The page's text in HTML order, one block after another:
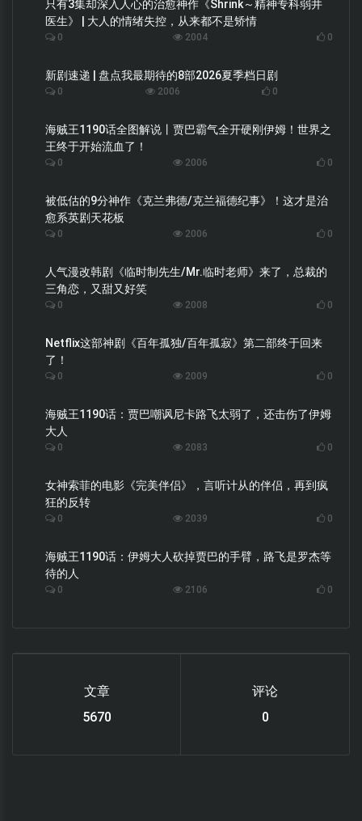
只有3集却深入人心的治愈神作《Shrink～精神专科弱井
医生》 | 大人的情绪失控，从来都不是矫情
0 2004 0
新剧速递 | 盘点我最期待的8部2026夏季档日剧
0 2006 0
海贼王1190话全图解说丨贾巴霸气全开硬刚伊姆！世界之
王终于开始流血了！
0 2006 0
被低估的9分神作《克兰弗德/克兰福德纪事》！这才是治
愈系英剧天花板
0 2006 0
人气漫改韩剧《临时制先生/Mr.临时老师》来了，总裁的
三角恋，又甜又好笑
0 2008 0
Netflix这部神剧《百年孤独/百年孤寂》第二部终于回来
了！
0 2009 0
海贼王1190话：贾巴嘲讽尼卡路飞太弱了，还击伤了伊姆
大人
0 2083 0
女神索菲的电影《完美伴侣》，言听计从的伴侣，再到疯
狂的反转
0 2039 0
海贼王1190话：伊姆大人砍掉贾巴的手臂，路飞是罗杰等
待的人
0 2106 0
文章
6119
评论
0